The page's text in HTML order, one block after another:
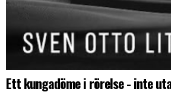
Ett kungadöme i rörelse - inte